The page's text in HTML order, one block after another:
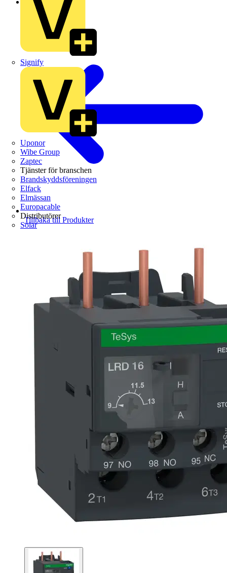
Signify
Uponor
Wibe Group
Zaptec
Tjänster för branschen
Brandskyddsföreningen
Elfack
Elmässan
Europacable
Distributörer
Solar
Tillbaka till Produkter